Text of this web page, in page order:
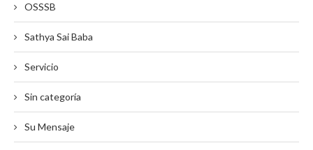
OSSSB
Sathya Sai Baba
Servicio
Sin categoría
Su Mensaje